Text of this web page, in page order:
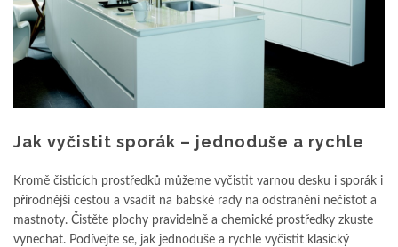
Jak vyčistit sporák – jednoduše a rychle
Kromě čisticích prostředků můžeme vyčistit varnou desku i sporák i
přírodnější cestou a vsadit na babské rady na odstranění nečistot a
mastnoty. Čistěte plochy pravidelně a chemické prostředky zkuste
vynechat. Podívejte se, jak jednoduše a rychle vyčistit klasický